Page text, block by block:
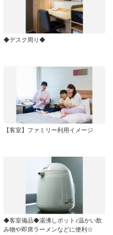
◆デスク周り◆
【客室】ファミリー利用イメージ
◆客室備品◆湯沸しポット♪温かい飲
み物や即席ラーメンなどに便利☆